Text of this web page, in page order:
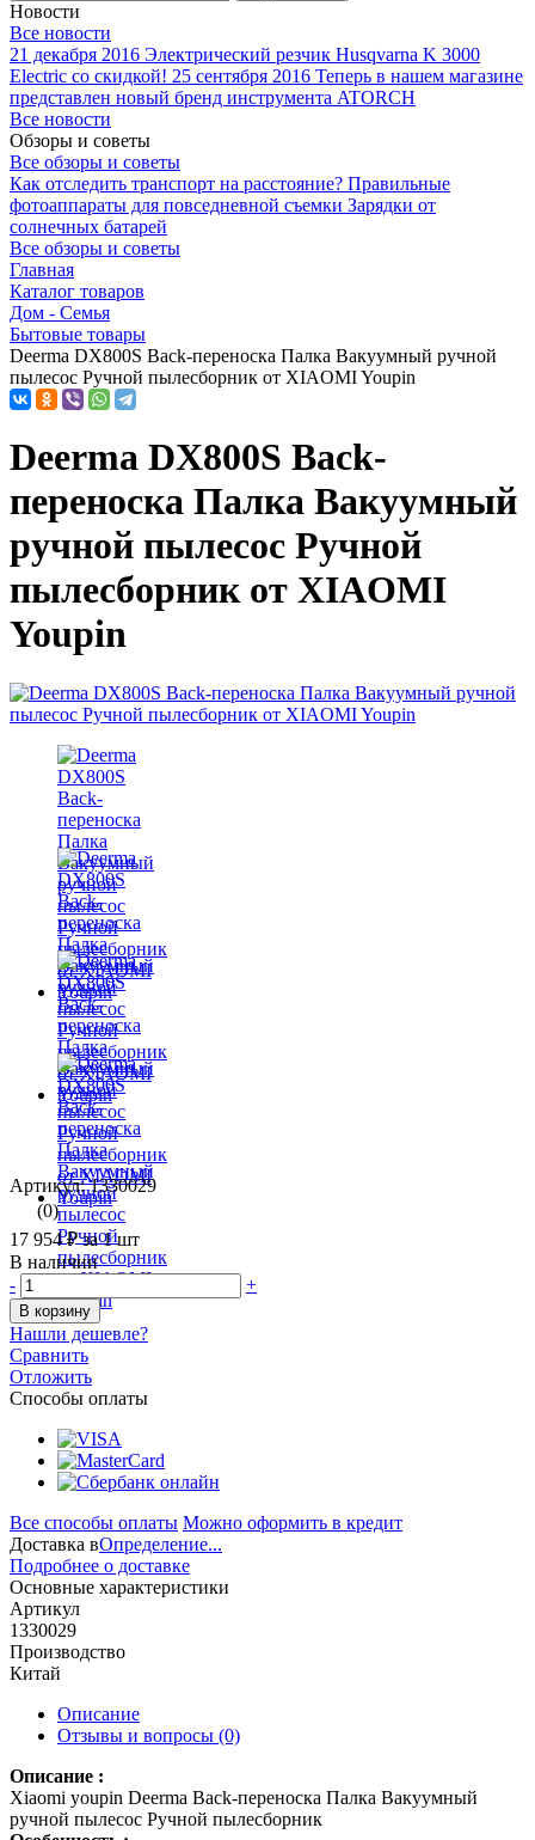
Новости
Все новости
21 декабря 2016 Электрический резчик Husqvarna K 3000
Electric со скидкой! 25 сентября 2016 Теперь в нашем магазине
представлен новый бренд инструмента ATORCH
Все новости
Обзоры и советы
Все обзоры и советы
Как отследить транспорт на расстояние? Правильные
фотоаппараты для повседневной съемки Зарядки от
солнечных батарей
Все обзоры и советы
Главная
Каталог товаров
Дом - Семья
Бытовые товары
Deerma DX800S Back-переноска Палка Вакуумный ручной
пылесос Ручной пылесборник от XIAOMI Youpin
Deerma DX800S Back-
переноска Палка Вакуумный
ручной пылесос Ручной
пылесборник от XIAOMI
Youpin
Артикул: 1330029
(0)
17 954 ₽за 1 шт
В наличии
-
+
В корзину
Нашли дешевле?
Сравнить
Отложить
Способы оплаты
Все способы оплаты Можно оформить в кредит
Доставка вОпределение...
Подробнее о доставке
Основные характеристики
Артикул
1330029
Производство
Китай
Описание
Отзывы и вопросы (0)
Описание :
Xiaomi youpin Deerma Back-переноска Палка Вакуумный
ручной пылесос Ручной пылесборник